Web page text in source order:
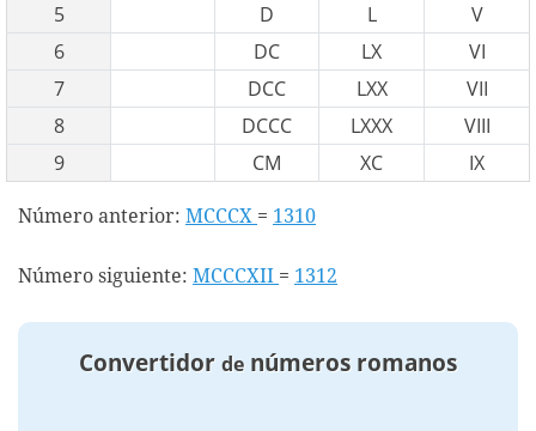
5
D L
V
6
DC LX
VI
7
DCC LXX
VII
8
DCCC LXXX
VIII
9
CM XC IX
Número anterior: MCCCX = 1310
Número siguiente: MCCCXII = 1312
Convertidor de números romanos